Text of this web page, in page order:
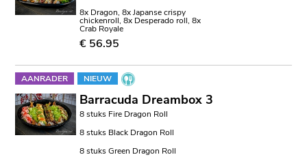
8x Dragon, 8x Japanse crispy
chickenroll, 8x Desperado roll, 8x
Crab Royale
€ 56.95
AANRADER NIEUW
Barracuda Dreambox 3
8 stuks Fire Dragon Roll
8 stuks Black Dragon Roll
8 stuks Green Dragon Roll